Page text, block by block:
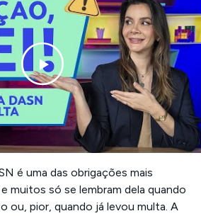
é uma das obrigações mais
muitos só se lembram dela quando
ou, pior, quando já levou multa. A